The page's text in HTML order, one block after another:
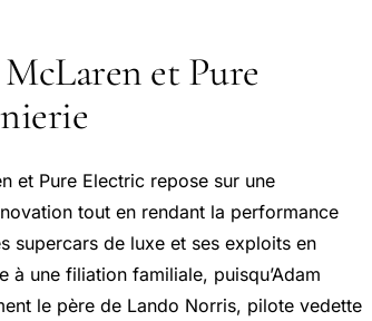
et Pure
et Pure Electric repose sur une
tout en rendant la performance
supercars de luxe et ses exploits en
à une filiation familiale, puisqu’Adam
le père de Lando Norris, pilote vedette